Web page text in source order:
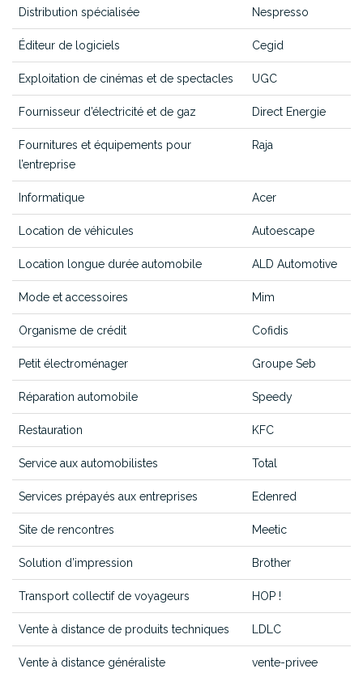
Distribution spécialisée Nespresso
Éditeur de logiciels Cegid
Exploitation de cinémas et de spectacles UGC
Fournisseur d’électricité et de gaz Direct Energie
Fournitures et équipements pour
l’entreprise
Raja
Informatique Acer
Location de véhicules Autoescape
Location longue durée automobile ALD Automotive
Mode et accessoires Mim
Organisme de crédit Cofidis
Petit électroménager Groupe Seb
Réparation automobile Speedy
Restauration KFC
Service aux automobilistes Total
Services prépayés aux entreprises Edenred
Site de rencontres Meetic
Solution d’impression Brother
Transport collectif de voyageurs HOP !
Vente à distance de produits techniques LDLC
Vente à distance généraliste vente-privee